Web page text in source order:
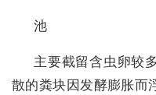
池
主要截留含虫卵较
散的粪块因发酵膨胀而